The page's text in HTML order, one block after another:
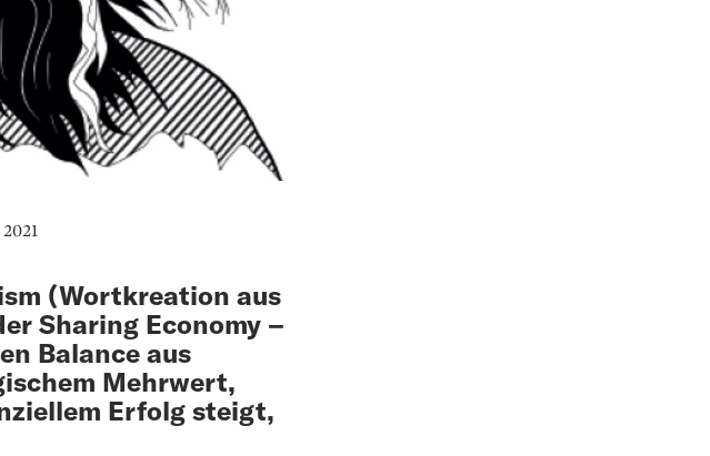
(Wort­kreation aus
Sharing Economy –
Balance aus
Mehrwert,
Erfolg steigt,